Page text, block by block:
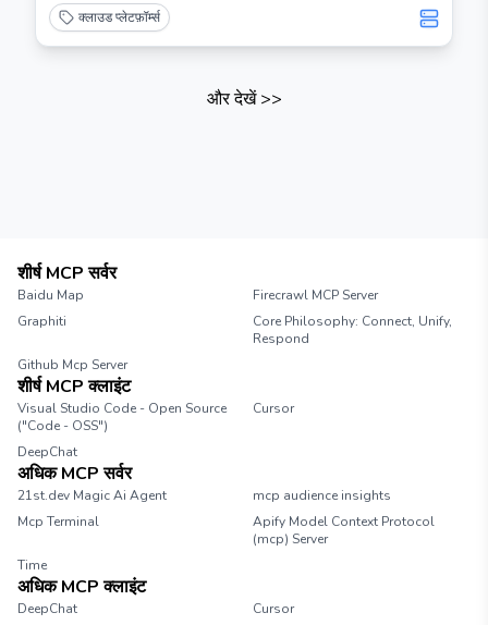
क्लाउड प्लेटफ़ॉर्म्स
और देखें>>
शीर्ष MCP सर्वर
Baidu Map
Firecrawl MCP Server
Graphiti
Core Philosophy: Connect, Unify,
Respond
Github Mcp Server
शीर्ष MCP क्लाइंट
Visual Studio Code - Open Source
("Code - OSS")
Cursor
DeepChat
अधिक MCP सर्वर
21st.dev Magic Ai Agent
mcp audience insights
Mcp Terminal
Apify Model Context Protocol
(mcp) Server
Time
अधिक MCP क्लाइंट
DeepChat
Cursor